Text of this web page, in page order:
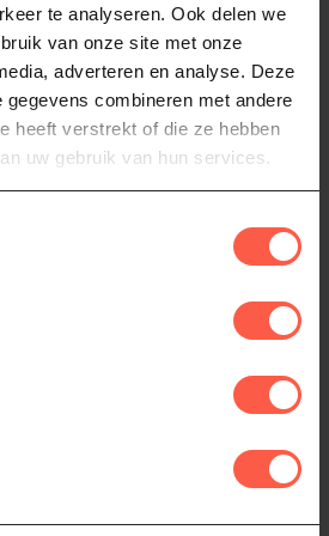
te analyseren. Ook delen we
van onze site met onze
adverteren en analyse. Deze
gegevens combineren met andere
heeft verstrekt of die ze hebben
uw gebruik van hun services.
Met het halve maan rooster
kun jij eenvoudig extra
ruimte creëren, door het
37,95
Half Gietijzeren